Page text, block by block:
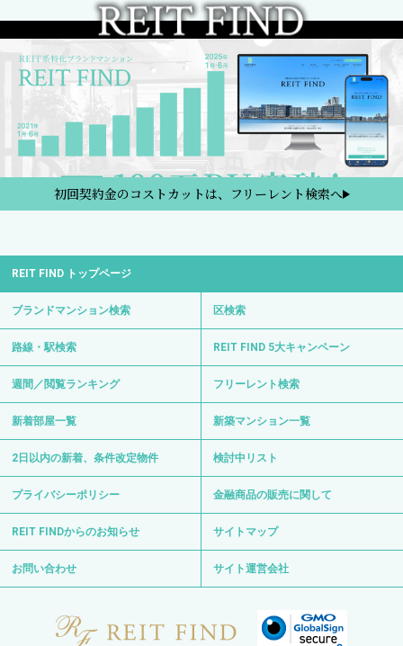
初回契約金のコストカットは、フリーレント検索へ
REIT FIND トップページ
ブランドマンション検索 区検索
路線・駅検索 REIT FIND 5大キャンペーン
週間／閲覧ランキング フリーレント検索
新着部屋一覧 新築マンション一覧
2日以内の新着、条件改定物件 検討中リスト
プライバシーポリシー 金融商品の販売に関して
REIT FINDからのお知らせ サイトマップ
お問い合わせ サイト運営会社